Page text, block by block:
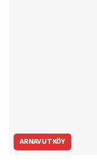
ARNAVUTKÖY